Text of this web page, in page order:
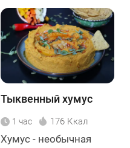
Тыквенный хумус
1 час 176 Ккал
Хумус - необычная